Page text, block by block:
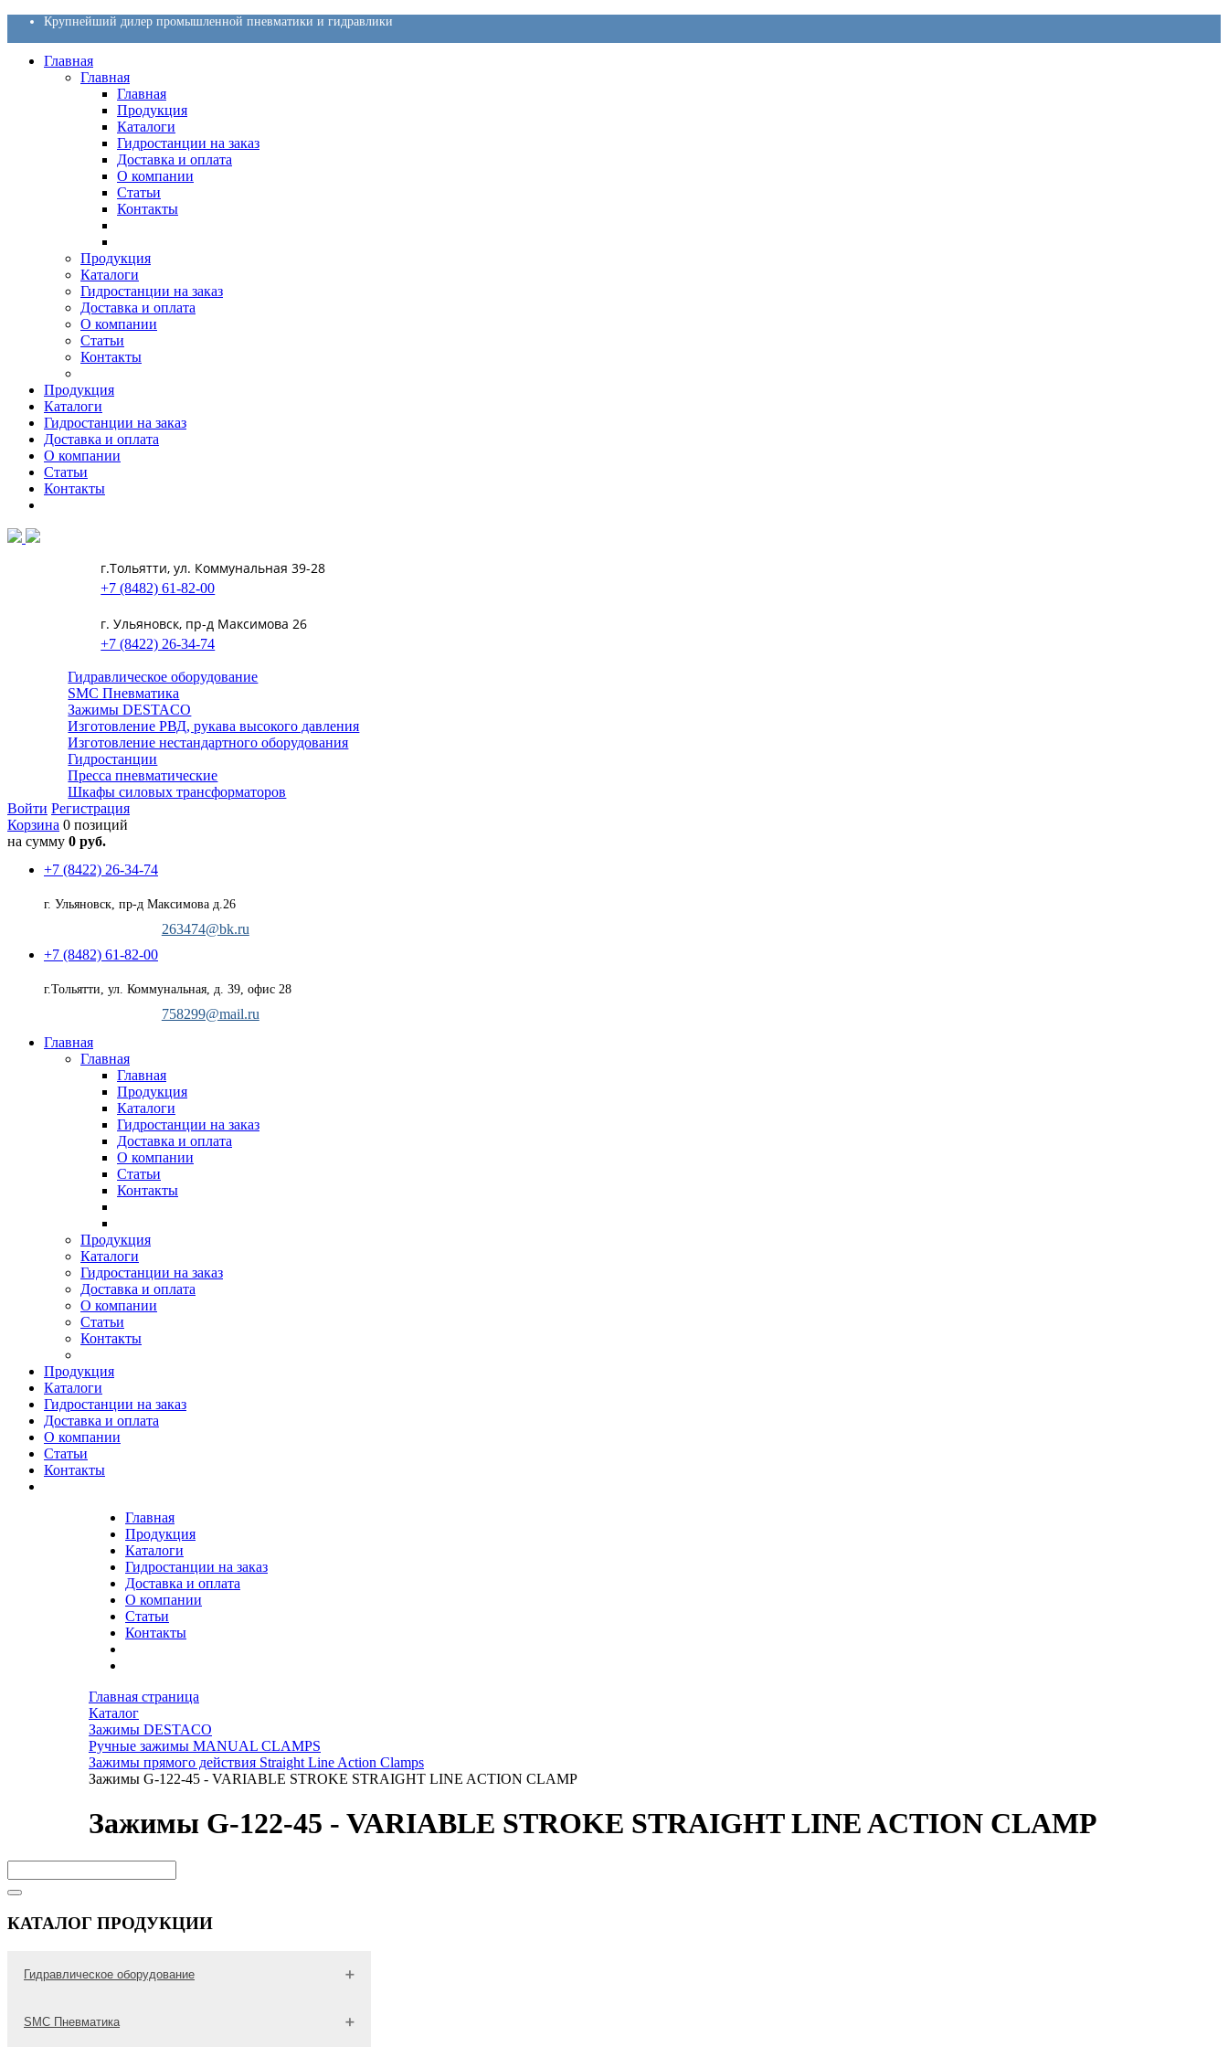
Крупнейший дилер промышленной пневматики и гидравлики
Главная
Главная
Главная
Продукция
Каталоги
Гидростанции на заказ
Доставка и оплата
О компании
Статьи
Контакты
Продукция
Каталоги
Гидростанции на заказ
Доставка и оплата
О компании
Статьи
Контакты
Продукция
Каталоги
Гидростанции на заказ
Доставка и оплата
О компании
Статьи
Контакты
г.Тольятти, ул. Коммунальная 39-28
+7 (8482) 61-82-00
г. Ульяновск, пр-д Максимова 26
+7 (8422) 26-34-74
Гидравлическое оборудование
SMC Пневматика
Зажимы DESTACO
Изготовление РВД, рукава высокого давления
Изготовление нестандартного оборудования
Гидростанции
Пресса пневматические
Шкафы силовых трансформаторов
Войти Регистрация
Корзина 0 позиций
на сумму 0 руб.
+7 (8422) 26-34-74
г. Ульяновск, пр-д Максимова д.26
263474@bk.ru
+7 (8482) 61-82-00
г.Тольятти, ул. Коммунальная, д. 39, офис 28
758299@mail.ru
Главная
Главная
Главная
Продукция
Каталоги
Гидростанции на заказ
Доставка и оплата
О компании
Статьи
Контакты
Продукция
Каталоги
Гидростанции на заказ
Доставка и оплата
О компании
Статьи
Контакты
Продукция
Каталоги
Гидростанции на заказ
Доставка и оплата
О компании
Статьи
Контакты
Главная
Продукция
Каталоги
Гидростанции на заказ
Доставка и оплата
О компании
Статьи
Контакты
Главная страница
Каталог
Зажимы DESTACO
Ручные зажимы MANUAL CLAMPS
Зажимы прямого действия Straight Line Action Clamps
Зажимы G-122-45 - VARIABLE STROKE STRAIGHT LINE ACTION CLAMP
Зажимы G-122-45 - VARIABLE STROKE STRAIGHT LINE ACTION CLAMP
КАТАЛОГ ПРОДУКЦИИ
Гидравлическое оборудование
Гидравлические трубы
SMC Пневматика